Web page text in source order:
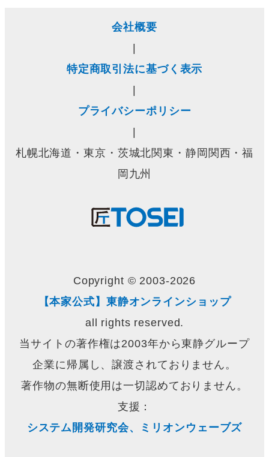
会社概要
|
特定商取引法に基づく表示
|
プライバシーポリシー
|
札幌北海道・東京・茨城北関東・静岡関西・福
岡九州
Copyright © 2003-2026
【本家公式】東静オンラインショップ
all rights reserved.
当サイトの著作権は2003年から東静グループ
企業に帰属し、譲渡されておりません。
著作物の無断使用は一切認めておりません。
支援：
システム開発研究会、ミリオンウェーブズ